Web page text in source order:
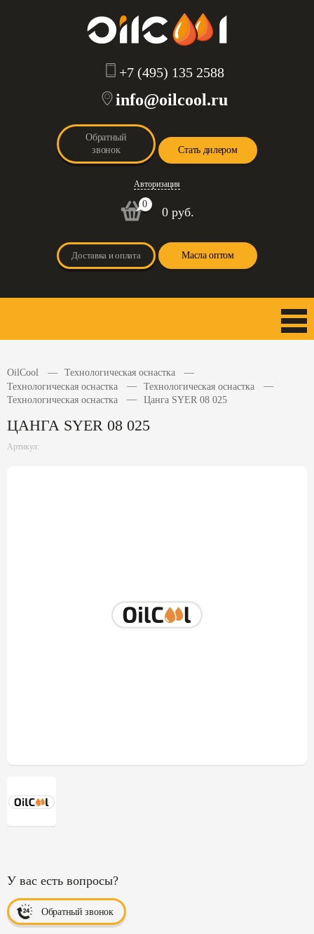
+7 (495) 135 2588
info@oilcool.ru
Обратный
звонок
Стать дилером
Авторизация
0
0 руб.
Доставка и оплата Масла оптом
OilCool
Технологическая оснастка
Технологическая оснастка
Технологическая оснастка
Технологическая оснастка
Цанга SYER 08 025
ЦАНГА SYER 08 025
Артикул:
У вас есть вопросы?
Обратный звонок